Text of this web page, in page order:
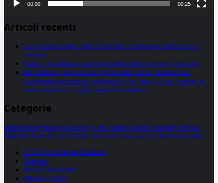
00:00 00:25
Articoli recenti
La proteina chiave dell’Alzheimer si propaga utilizzando i
neuroni
Statine: inutilmente attribuiti molti effetti avversi, lo studio
Un farmaco, due nuove opportunità per le pazienti con
carcinoma mammario metastatico hr+/her2- e con tumore al
seno metastatico triplo negativo (mtnbc)
Categorie
alimentazione biologia Biology Com. Stampa Epatiti featured Genetica
Medicina News Ricerca Salute Science Scienza vaccini Veterinaria video
CCSVI e Sclerosi Multipla
Sitemap
Invia Comunicati
Privacy Policy